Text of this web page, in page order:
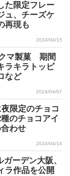
た限定フレー
ュ、チーズケ
再現も
2024/04/15
マ製菓 期間
ラキラトッピ
など
2024/04/07
限定のチョコ
のチョコアイ
わせ
2024/04/14
ーデン大阪、
ラ作品を公開